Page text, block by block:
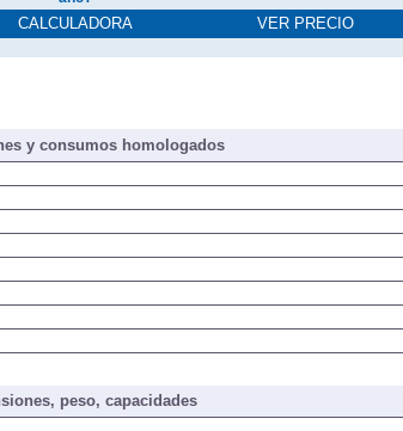
año?
CALCULADORA VER PRECIO
y consumos homologados
peso, capacidades